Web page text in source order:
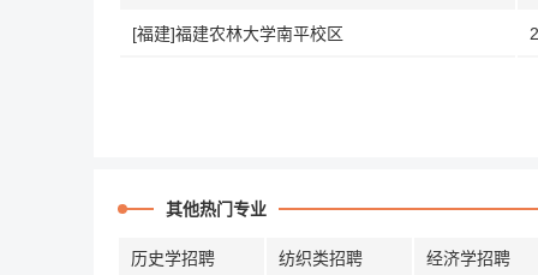
[福建]福建农林大学南平校区
其他热门专业
历史学招聘 纺织类招聘 经济学招聘